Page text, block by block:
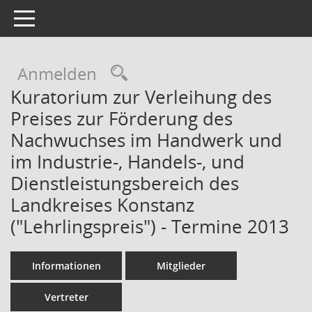
Toggle navigation
Anmelden Rechercheauswahl
Kuratorium zur Verleihung des
Preises zur Förderung des
Nachwuchses im Handwerk und
im Industrie-, Handels-, und
Dienstleistungsbereich des
Landkreises Konstanz
("Lehrlingspreis") - Termine 2013
Informationen Mitglieder
Vertreter